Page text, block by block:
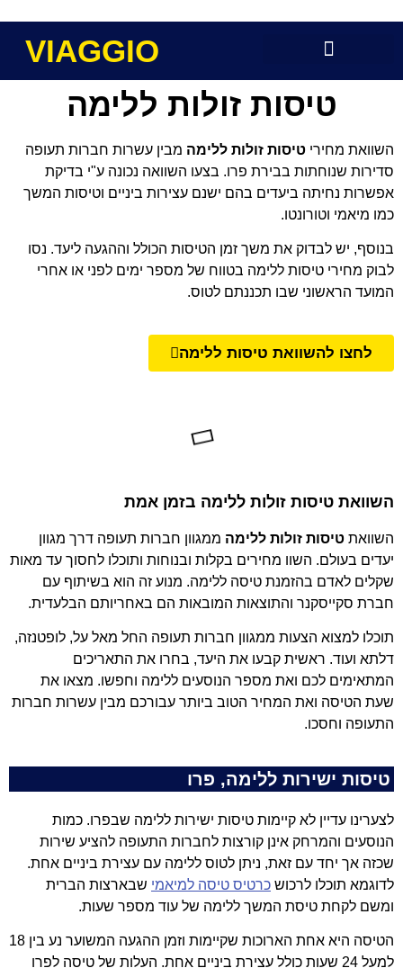
VIAGGIO
טיסות זולות ללימה
השוואת מחירי טיסות זולות ללימה מבין עשרות חברות תעופה
סדירות שנוחתות בבירת פרו. בצעו השוואה נכונה ע"י בדיקת
אפשרות נחיתה ביעדים בהם ישנם עצירות ביניים וטיסות המשך
כמו מיאמי וטורונטו.
בנוסף, יש לבדוק את משך זמן הטיסות הכולל וההגעה ליעד. נסו
לבוק מחירי טיסות ללימה בטווח של מספר ימים לפני או אחרי
המועד הראשוני שבו תכננתם לטוס.
לחצו להשוואת טיסות ללימה
השוואת טיסות זולות ללימה בזמן אמת
השוואת טיסות זולות ללימה ממגוון חברות תעופה דרך מגוון
יעדים בעולם. השוו מחירים בקלות ובנוחות ותוכלו לחסוך עד מאות
שקלים לאדם בהזמנת טיסה ללימה. מנוע זה הוא בשיתוף עם
חברת סקייסקנר והתוצאות המובאות הם באחריותם הבלעדית.
תוכלו למצוא הצעות ממגוון חברות תעופה החל מאל על, לופטנזה,
דלתא ועוד. ראשית קבעו את היעד, בחרו את התאריכים
המתאימים לכם ואת מספר הנוסעים ללימה וחפשו. מצאו את
שעת הטיסה ואת המחיר הטוב ביותר עבורכם מבין עשרות חברות
התעופה וחסכו.
טיסות ישירות ללימה, פרו
לצערינו עדיין לא קיימות טיסות ישירות ללימה שבפרו. כמות
הנוסעים והמרחק אינן קורצות לחברות התעופה להציע שירות
שכזה אך יחד עם זאת, ניתן לטוס ללימה עם עצירת ביניים אחת.
לדוגמא תוכלו לרכוש כרטיס טיסה למיאמי שבארצות הברית
ומשם לקחת טיסת המשך ללימה של עוד מספר שעות.
הטיסה היא אחת הארוכות שקיימות וזמן ההגעה המשוער נע בין 18
למעל 24 שעות כולל עצירת ביניים אחת. העלות של טיסה לפרו